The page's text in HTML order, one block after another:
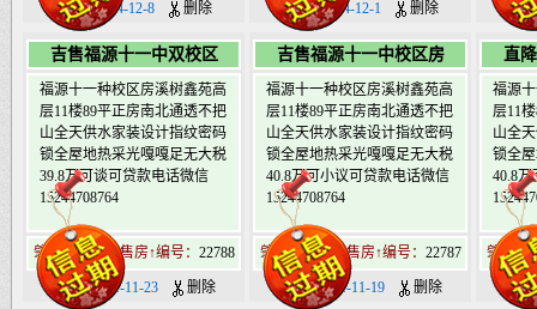
日期：2024-12-8 删除 日期：2024-12-1 删除 日期
吉售福源十一中双校区
福源十一种校区房溪树鑫苑高
层11楼89平正房南北通透不把
山全天供水家装设计指纹密码
锁全屋地热采光嘎嘎足无大税
39.8万可谈可贷款电话微信
15244708764
肇东北19道街售房↑编号： 22788
日期：2024-11-23 删除
吉售福源十一中校区房
福源十一种校区房溪树鑫苑高
层11楼89平正房南北通透不把
山全天供水家装设计指纹密码
锁全屋地热采光嘎嘎足无大税
40.8万可小议可贷款电话微信
15244708764
肇东北19道街售房↑编号： 22787
日期：2024-11-19 删除
直
福源
层11
山全
锁全
40.8
肇东北
日期